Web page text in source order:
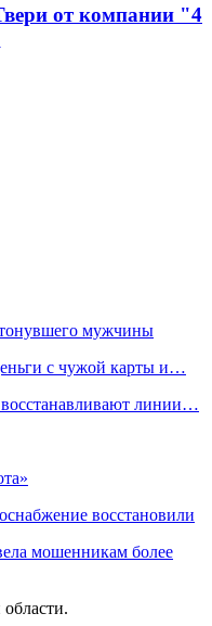
от компании "4
мужчины
с чужой карты и…
восстанавливают линии…
восстановили
мошенникам более